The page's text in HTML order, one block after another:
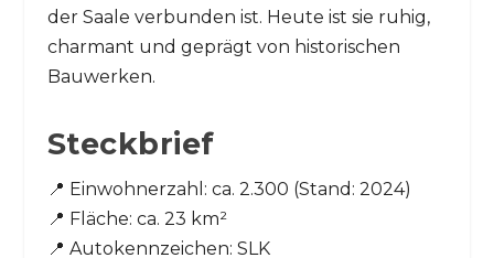
der Saale verbunden ist. Heute ist sie ruhig,
charmant und geprägt von historischen
Bauwerken.
Steckbrief
📍 Einwohnerzahl: ca. 2.300 (Stand: 2024)
📍 Fläche: ca. 23 km²
📍 Autokennzeichen: SLK